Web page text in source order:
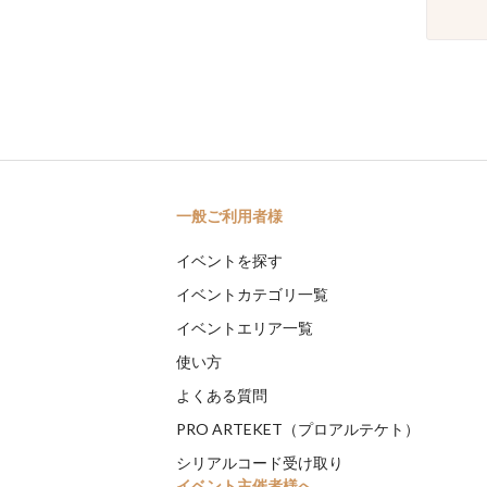
一般ご利用者様
イベントを探す
イベントカテゴリ一覧
イベントエリア一覧
使い方
よくある質問
PRO ARTEKET（プロアルテケト）
シリアルコード受け取り